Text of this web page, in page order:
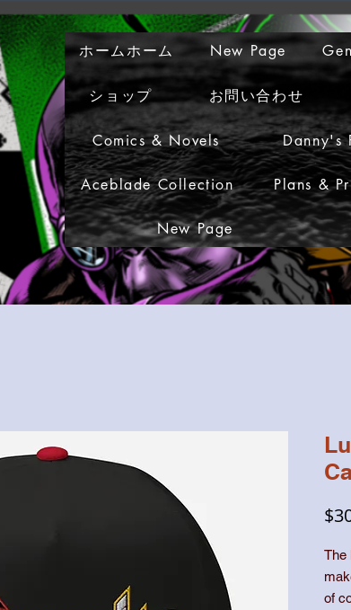
ホームホーム New Page
ショップ お問い合わせ
Comics & Novels Danny's
Aceblade Collection Plans &
New Page
The